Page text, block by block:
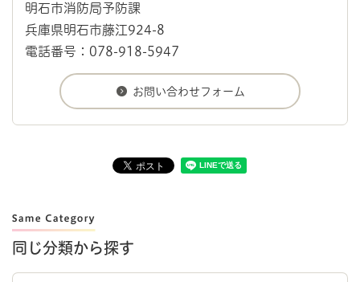
明石市消防局予防課
兵庫県明石市藤江924-8
電話番号：078-918-5947
同じ分類から探す